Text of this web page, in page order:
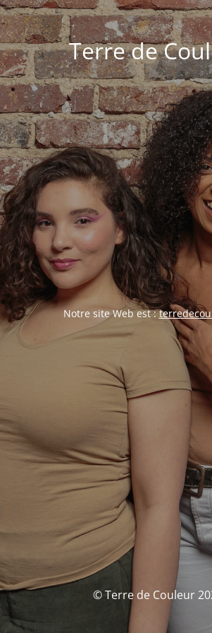
Terre de
Notre site Web est :
© Terre de Couleur